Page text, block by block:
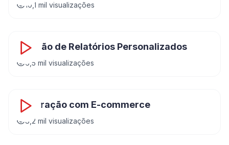
10,1 mil visualizações
Criação de Relatórios Personalizados
6,5 mil visualizações
Integração com E-commerce
8,2 mil visualizações